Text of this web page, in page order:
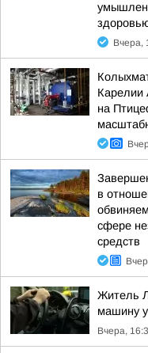
Вчера,
Карелии
на
в
сфере
средств
Житель
машину
Вчера,